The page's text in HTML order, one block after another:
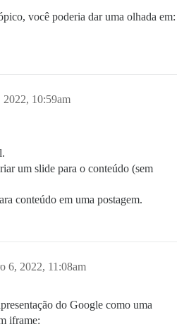
você poderia dar uma olhada em:
2022, 10:59am
um slide para o conteúdo (sem
conteúdo em uma postagem.
6, 2022, 11:08am
do Google como uma
iframe: